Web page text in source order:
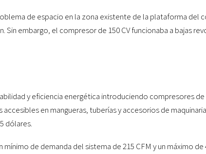
de espacio en la zona existente de la plataforma del
embargo, el compresor de 150 CV funcionaba a bajas
y eficiencia energética introduciendo compresores
en mangueras, tuberías y accesorios de
dólares.
de demanda del sistema de 215 CFM y un máximo de